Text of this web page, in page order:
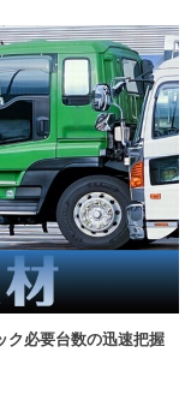
ク必要台数の迅速把握